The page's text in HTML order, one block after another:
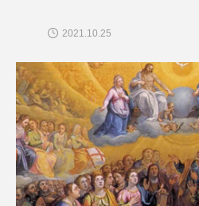
2021.10.25